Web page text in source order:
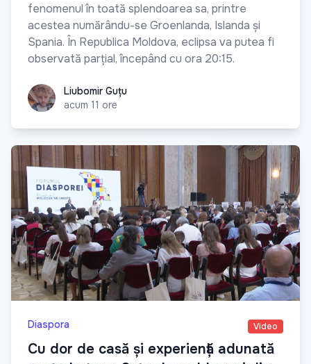
fenomenul în toată splendoarea sa, printre
acestea numărându-se Groenlanda, Islanda și
Spania. În Republica Moldova, eclipsa va putea fi
observată parțial, începând cu ora 20:15.
Liubomir Guțu
Liubomir Guțu
acum 11 ore
Diaspora Video
Cu dor de casă și experiență adunată